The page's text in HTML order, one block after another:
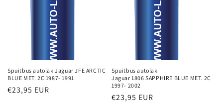
Spuitbus autolak Jaguar JFE ARCTIC
BLUE MET. 2C 1987- 1991
Normale
€23,95 EUR
Spuitbus autolak
Jaguar 1806 SAPPHIRE BLUE MET. 2C
1997- 2002
Normale
€23,95 EUR